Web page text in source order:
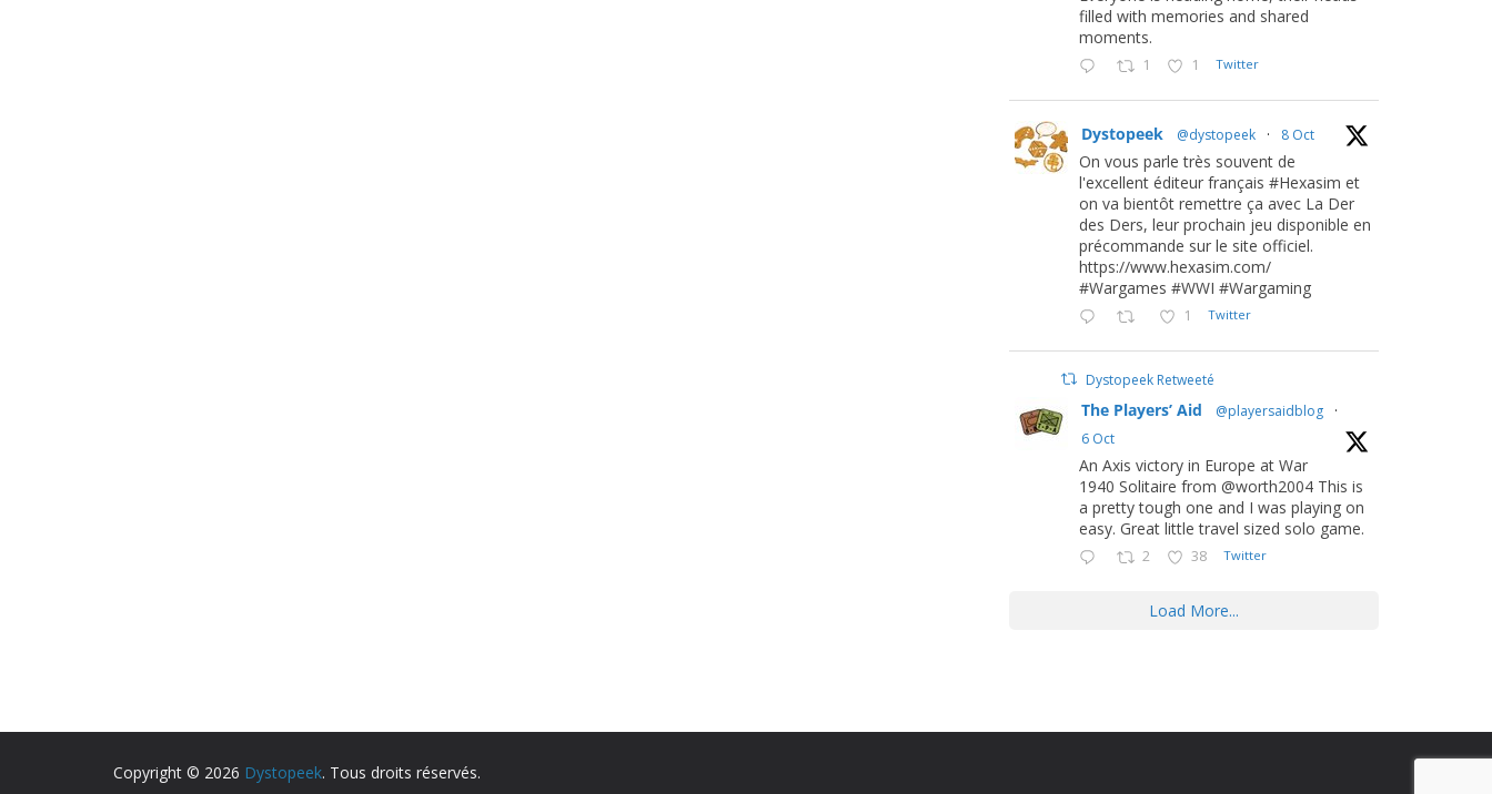
filled with memories and shared
moments.
1 1 Twitter
Dystopeek @dystopeek · 8 Oct
On vous parle très souvent de
l'excellent éditeur français #Hexasim et
on va bientôt remettre ça avec La Der
des Ders, leur prochain jeu disponible en
précommande sur le site officiel.
https://www.hexasim.com/
#Wargames #WWI #Wargaming
1 Twitter
Dystopeek Retweeté
The Players’ Aid @playersaidblog
·
6 Oct
An Axis victory in Europe at War
1940 Solitaire from @worth2004 This is
a pretty tough one and I was playing on
easy. Great little travel sized solo game.
2 38 Twitter
Load More...
Copyright © 2026 Dystopeek. Tous droits réservés.